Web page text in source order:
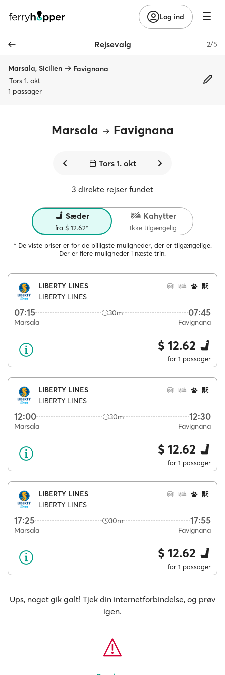
Log ind
Rejsevalg 2/5
Marsala, Sicilien
Favignana
Tors 1. okt
1 passager
Marsala Favignana
Tors 1. okt
3 direkte rejser fundet
Sæder
fra $ 12.62*
Kahytter
Ikke tilgængelig
* De viste priser er for de billigste muligheder, der er tilgængelige.
Der er flere muligheder i næste trin.
LIBERTY LINES
LIBERTY LINES
07:15 30m 07:45
Marsala Favignana
$ 12.62
for 1 passager
LIBERTY LINES
LIBERTY LINES
12:00 30m 12:30
Marsala Favignana
$ 12.62
for 1 passager
LIBERTY LINES
LIBERTY LINES
17:25 30m 17:55
Marsala Favignana
$ 12.62
for 1 passager
Ups, noget gik galt! Tjek din internetforbindelse, og prøv
igen.